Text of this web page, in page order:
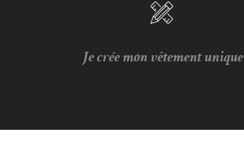
Je crée mon vêtement unique